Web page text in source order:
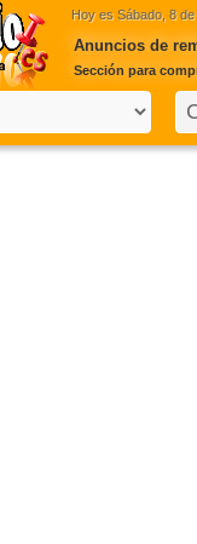
Hoy es Sábado, 8
Anuncios de
Sección para